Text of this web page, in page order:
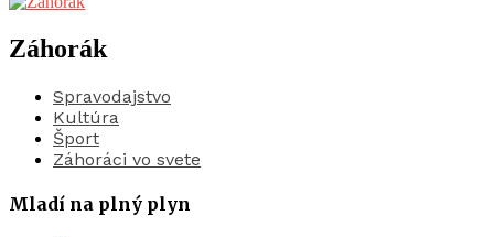
Záhorák
Spravodajstvo
Kultúra
Šport
Záhoráci vo svete
Mladí na plný plyn